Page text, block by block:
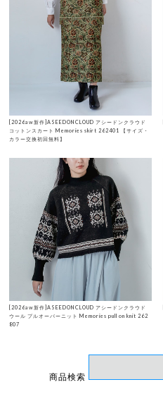
[2026aw新作]ASEEDONCLOUD アシードンクラウド
コットンスカート Memories skirt 262401 【サイズ・
カラー交換初回無料】
[2026aw新作]ASEEDONCLOUD アシードンクラウド
ウール プルオーバーニット Memories pull on knit 262
807
商品検索